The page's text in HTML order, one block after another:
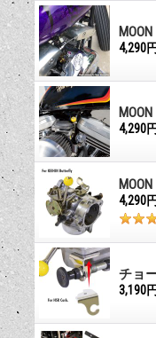
4,290円
4,290円
4,290円
チョ
3,190円